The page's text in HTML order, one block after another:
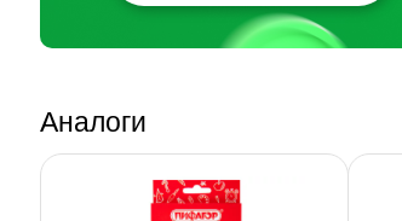
Аналоги